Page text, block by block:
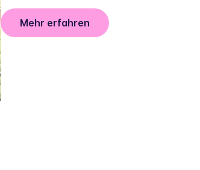
Mehr erfahren